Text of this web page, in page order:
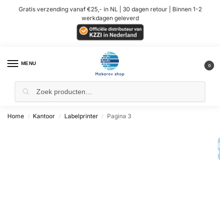
Gratis verzending vanaf €25,- in NL | 30 dagen retour | Binnen 1-2
werkdagen geleverd
MENU 0
Home / Kantoor / Labelprinter / Pagina 3